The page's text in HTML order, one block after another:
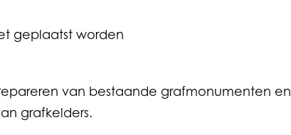
geplaatst worden
van bestaande grafmonumenten en
grafkelders.